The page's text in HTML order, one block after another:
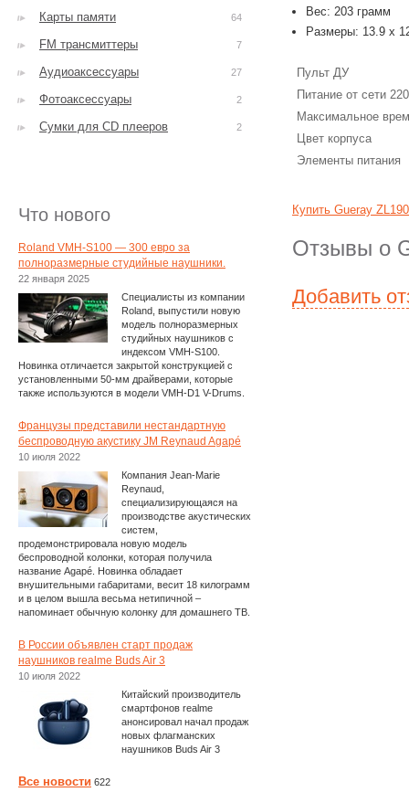
Вес: 203 грамм
Размеры: 13.9 x
Пульт ДУ
Питание от сети
Максимальное
Цвет корпуса
Элементы питания
Купить Gueray
Отзывы о
Добавить
Карты памяти 64
FM трансмиттеры 7
Аудиоаксессуары 27
Фотоаксессуары 2
Сумки для CD плееров 2
Что нового
Roland VMH-S100 — 300 евро за
полноразмерные студийные наушники.
22 января 2025
Специалисты из компании
Roland, выпустили новую
модель полноразмерных
студийных наушников с
индексом VMH-S100.
Новинка отличается закрытой конструкцией с
установленными 50-мм драйверами, которые
также используются в модели VMH-D1 V-Drums.
Французы представили нестандартную
беспроводную акустику JM Reynaud Agapé
10 июля 2022
Компания Jean-Marie
Reynaud,
специализирующаяся на
производстве акустических
систем,
продемонстрировала новую модель
беспроводной колонки, которая получила
название Agapé. Новинка обладает
внушительными габаритами, весит 18 килограмм
и в целом вышла весьма нетипичной –
напоминает обычную колонку для домашнего ТВ.
В России объявлен старт продаж
наушников realme Buds Air 3
10 июля 2022
Китайский производитель
смартфонов realme
анонсировал начал продаж
новых флагманских
наушников Buds Air 3
Все новости 622